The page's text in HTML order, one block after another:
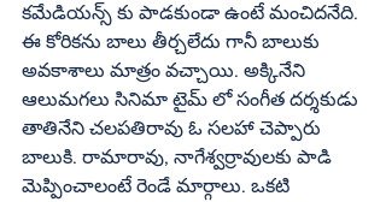
కమేడియన్స్‌ కు పాడకుండా ఉంటే మంచిదనేది.
ఈ కోరికను బాలు తీర్చలేదు గానీ బాలుకు
అవకాశాలు మాత్రం వచ్చాయి. అక్కినేని
ఆలుమగలు సినిమా టైమ్‌ లో సంగీత దర్శకుడు
తాతినేని చలపతిరావు ఓ సలహా చెప్పారు
బాలుకి. రామారావు, నాగేశ్వర్రావులకు పాడి
మెప్పించాలంటే రెండే మార్గాలు. ఒకటి